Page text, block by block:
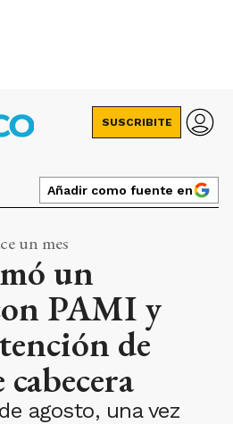
SUSCRIBITE
Añadir como fuente en
un mes
un
PAMI y
de
agosto, una vez